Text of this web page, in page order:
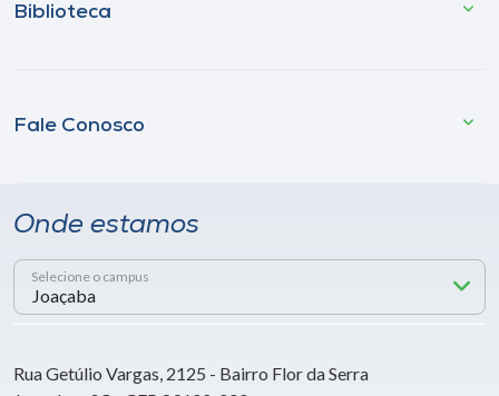
Biblioteca
Fale Conosco
Onde estamos
Selecione o campus
Rua Getúlio Vargas, 2125 - Bairro Flor da Serra